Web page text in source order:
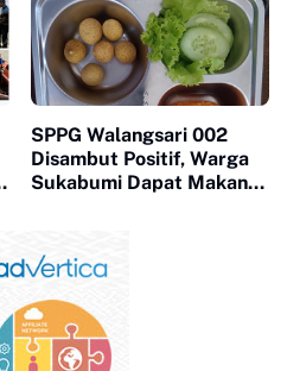
SPPG Walangsari 002
Disambut Positif, Warga
Sukabumi Dapat Makan